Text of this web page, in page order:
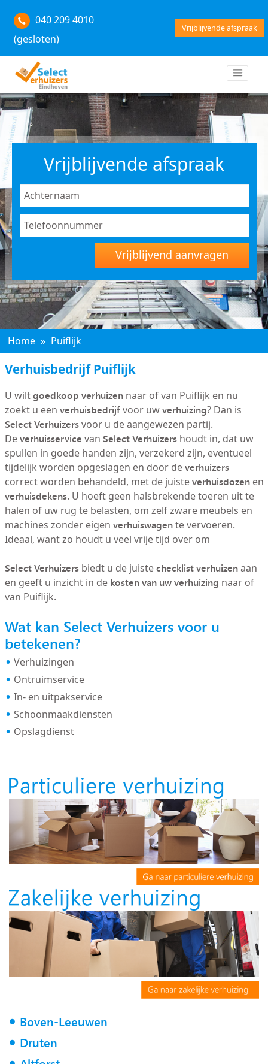
040 209 4010
(gesloten)
Vrijblijvende afspraak
Vrijblijvende afspraak
Vrijblijvend aanvragen
Home » Puiflijk
Verhuisbedrijf Puiflijk
U wiltgoedkoop verhuizennaar of van Puiflijk en nu
zoekt u een verhuisbedrijfvoor uwverhuizing? Dan is
Select Verhuizersvoor u de aangewezen partij.
Deverhuisservice van Select Verhuizershoudt in, dat uw
spullen in goede handen zijn, verzekerd zijn, eventueel
tijdelijk worden opgeslagen en door deverhuizers
correct worden behandeld, met de juisteverhuisdozenen
verhuisdekens. U hoeft geen halsbrekende toeren uit te
halen of uw rug te belasten, om zelf zware meubels en
machines zonder eigen verhuiswagente vervoeren.
Ideaal, want zo houdt u veel vrije tijd over om
Select Verhuizersbiedt u de juistechecklist verhuizenaan
en geeft u inzicht in de kosten van uw verhuizing naar of
van Puiflijk.
Wat kan Select Verhuizers voor u
betekenen?
Verhuizingen
Ontruimservice
In- en uitpakservice
Schoonmaakdiensten
Opslagdienst
Boven-Leeuwen
Druten